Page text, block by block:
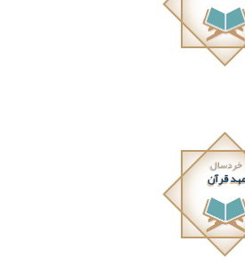
خردسال
مهد قرآن